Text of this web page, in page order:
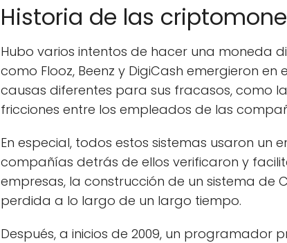
Historia de las
Hubo varios intentos de hacer una moneda
como Flooz, Beenz y DigiCash emergieron
causas diferentes para sus fracasos, como
fricciones entre los empleados de las
En especial, todos estos sistemas usaron
compañías detrás de ellos verificaron y
empresas, la construcción de un sistema
perdida a lo largo de un largo tiempo.
Después, a inicios de 2009, un programador